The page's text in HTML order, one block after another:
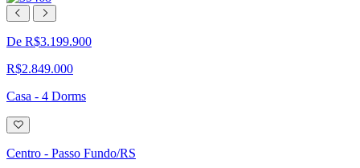
De R$3.199.900
R$2.849.000
Casa - 4 Dorms
Adicionar
à
lista
de
Centro - Passo Fundo/RS